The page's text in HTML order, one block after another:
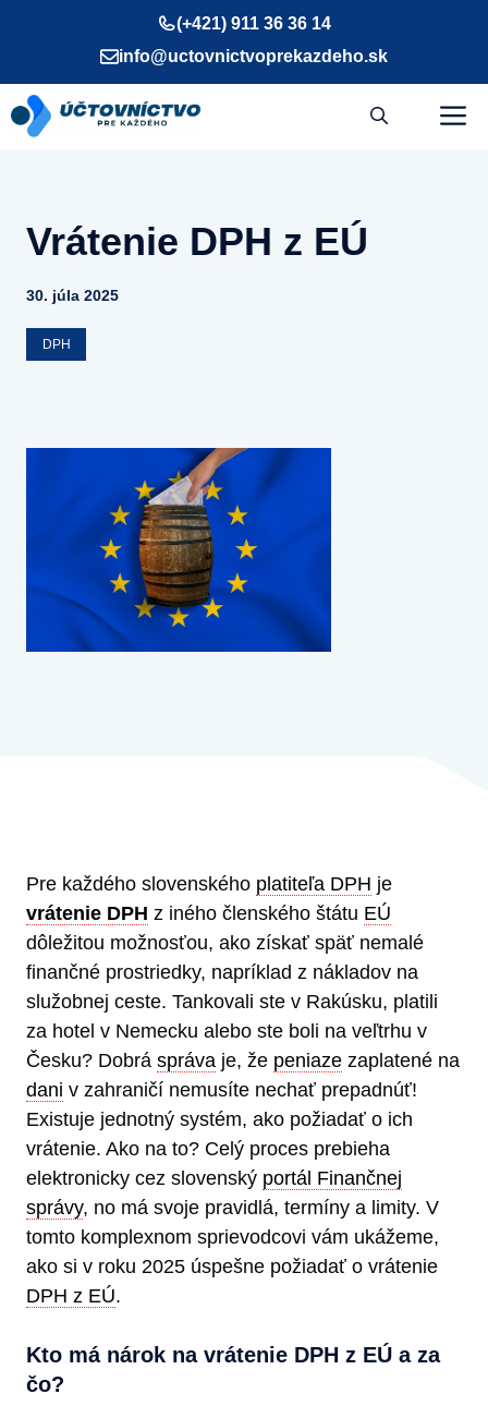
(+421) 911 36 36 14
info@uctovnictvoprekazdeho.sk
Vrátenie DPH z EÚ
30. júla 2025
DPH
Pre každého slovenského platiteľa DPH je
vrátenie DPH z iného členského štátu EÚ
dôležitou možnosťou, ako získať späť nemalé
finančné prostriedky, napríklad z nákladov na
služobnej ceste. Tankovali ste v Rakúsku, platili
za hotel v Nemecku alebo ste boli na veľtrhu v
Česku? Dobrá správa je, že peniaze zaplatené na
dani v zahraničí nemusíte nechať prepadnúť!
Existuje jednotný systém, ako požiadať o ich
vrátenie. Ako na to? Celý proces prebieha
elektronicky cez slovenský portál Finančnej
správy, no má svoje pravidlá, termíny a limity. V
tomto komplexnom sprievodcovi vám ukážeme,
ako si v roku 2025 úspešne požiadať o vrátenie
DPH z EÚ.
Kto má nárok na vrátenie DPH z EÚ a za
čo?